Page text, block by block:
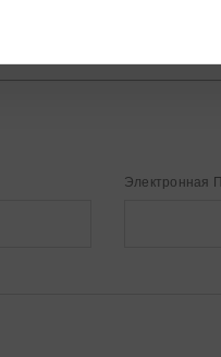
Электронная